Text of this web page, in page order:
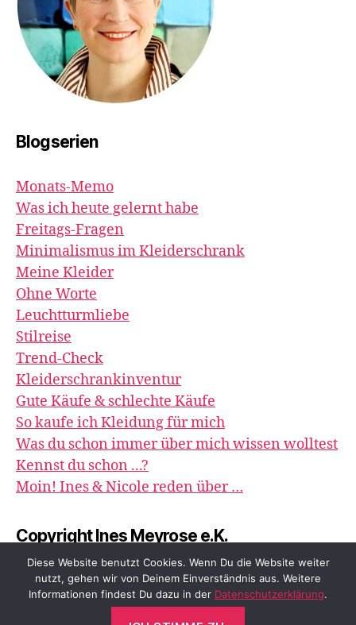
Blogserien
Monats-Memo
Was ich heute gelernt habe
Freitags-Fragen
Minimalismus im Kleiderschrank
Meine Kleider
Ohne Worte
Leuchtturmliebe
Stilreise
Trend-Check
Kleiderschrankinventur
Gute Käufe & schlechte Käufe
So kaufe ich Kleidung für mich
Was du schon immer über mich wissen wolltest
Kennst du schon ...?
Moin! Ines & Nicole reden über …
Copyright Ines Meyrose e.K.
image&impression
Diese Website benutzt Cookies. Wenn Du die Website weiter
nutzt, gehen wir von Deinem Einverständnis aus. Weitere
Informationen findest Du dazu in der Datenschutzerklärung.